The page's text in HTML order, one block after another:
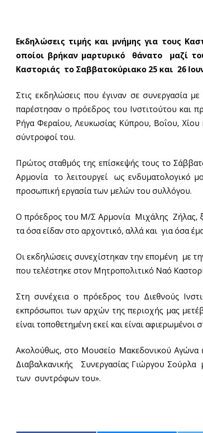
Εκδηλώσεις τιμής και μνήμης για τους
οποίοι βρήκαν μαρτυρικό θάνατο μαζί
Καστοριάς το Σαββατοκύριακο 25 και 26
Στις εκδηλώσεις που έγιναν σε συνεργασία
παρέστησαν ο πρόεδρος του Ινστιτούτου
Ρήγα Φεραίου, Λευκωσίας Κύπρου, Βοΐου, Χίου
σύντροφοί του.
Πρώτος σταθμός της επίσκεψής τους το
Αρμονία το λειτουργεί ως ενδυματολογικό
προσωπική εργασία των μελών του συλλόγου.
Ο πρόεδρος του Μ/Σ Αρμονία Μιχάλης Ζήλας,
τα όσα είδαν στο αρχοντικό, αλλά και για όσα
Οι εκδηλώσεις συνεχίστηκαν την επομένη με
που τελέστηκε στον Μητροπολιτικό Ναό
Στη συνέχεια ο πρόεδρος του Διεθνούς
εκπρόσωποι των αρχών της περιοχής μας
είναι τοποθετημένη εκεί και είναι
Ακολούθως, στο Μουσείο Μακεδονικού Αγώνα
Διαβαλκανικής Συνεργασίας Γιώργου Σούρλα
των συντρόφων του».